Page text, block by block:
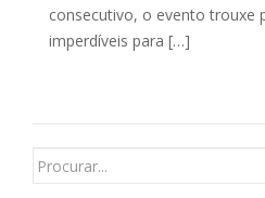
consecutivo, o evento trouxe
imperdíveis para […]
Search